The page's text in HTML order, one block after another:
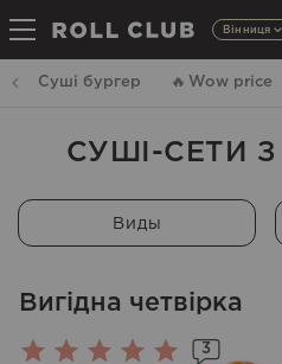
Вінниця
Суші бургер 🔥 Wow price
СУШІ-СЕТИ
Виды
Вигідна четвірка
3